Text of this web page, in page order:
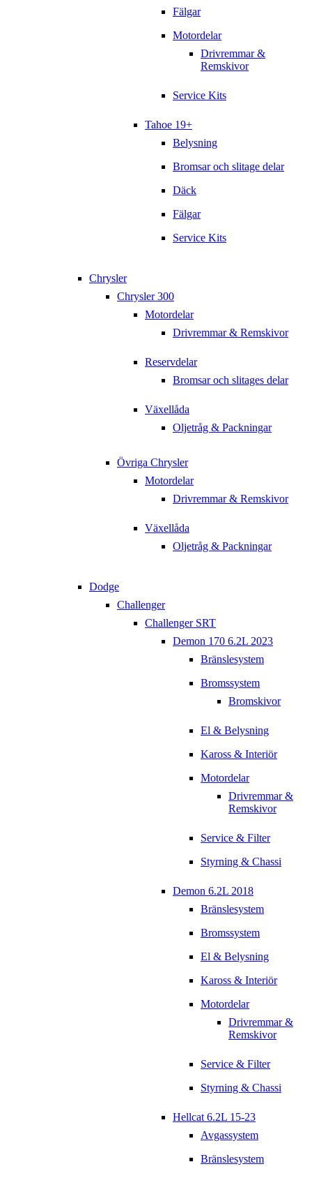
Fälgar
Motordelar
Drivremmar &
Remskivor
Service Kits
Tahoe 19+
Belysning
Bromsar och slitage delar
Däck
Fälgar
Service Kits
Chrysler
Chrysler 300
Motordelar
Drivremmar & Remskivor
Reservdelar
Bromsar och slitages delar
Växellåda
Oljetråg & Packningar
Övriga Chrysler
Motordelar
Drivremmar & Remskivor
Växellåda
Oljetråg & Packningar
Dodge
Challenger
Challenger SRT
Demon 170 6.2L 2023
Bränslesystem
Bromssystem
Bromskivor
El & Belysning
Kaross & Interiör
Motordelar
Drivremmar &
Remskivor
Service & Filter
Styrning & Chassi
Demon 6.2L 2018
Bränslesystem
Bromssystem
El & Belysning
Kaross & Interiör
Motordelar
Drivremmar &
Remskivor
Service & Filter
Styrning & Chassi
Hellcat 6.2L 15-23
Avgassystem
Bränslesystem